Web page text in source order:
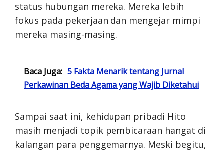
status hubungan mereka. Mereka lebih
fokus pada pekerjaan dan mengejar mimpi
mereka masing-masing.
Baca Juga: 5 Fakta Menarik tentang Jurnal
Perkawinan Beda Agama yang Wajib Diketahui
Sampai saat ini, kehidupan pribadi Hito
masih menjadi topik pembicaraan hangat di
kalangan para penggemarnya. Meski begitu,